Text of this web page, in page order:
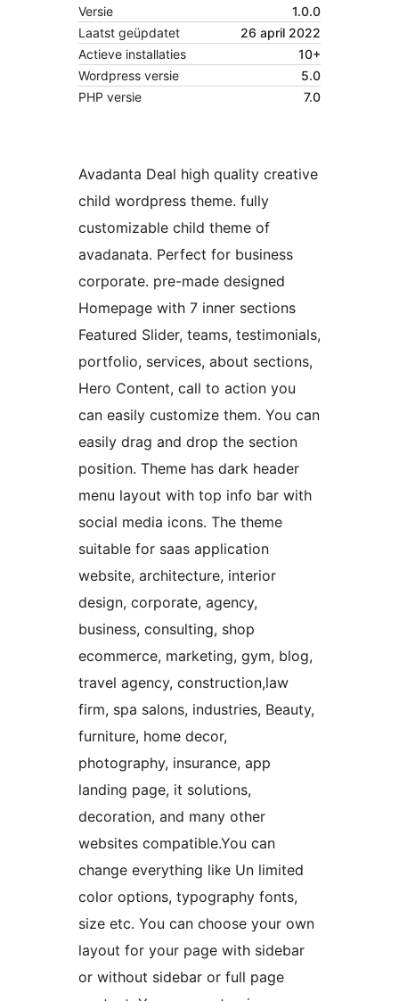
Versie
1.0.0
Laatst geüpdatet
26 april 2022
Actieve installaties
10+
Wordpress versie
5.0
PHP versie
7.0
Avadanta Deal high quality creative
child wordpress theme. fully
customizable child theme of
avadanata. Perfect for business
corporate. pre-made designed
Homepage with 7 inner sections
Featured Slider, teams, testimonials,
portfolio, services, about sections,
Hero Content, call to action you
can easily customize them. You can
easily drag and drop the section
position. Theme has dark header
menu layout with top info bar with
social media icons. The theme
suitable for saas application
website, architecture, interior
design, corporate, agency,
business, consulting, shop
ecommerce, marketing, gym, blog,
travel agency, construction,law
firm, spa salons, industries, Beauty,
furniture, home decor,
photography, insurance, app
landing page, it solutions,
decoration, and many other
websites compatible.You can
change everything like Un limited
color options, typography fonts,
size etc. You can choose your own
layout for your page with sidebar
or without sidebar or full page